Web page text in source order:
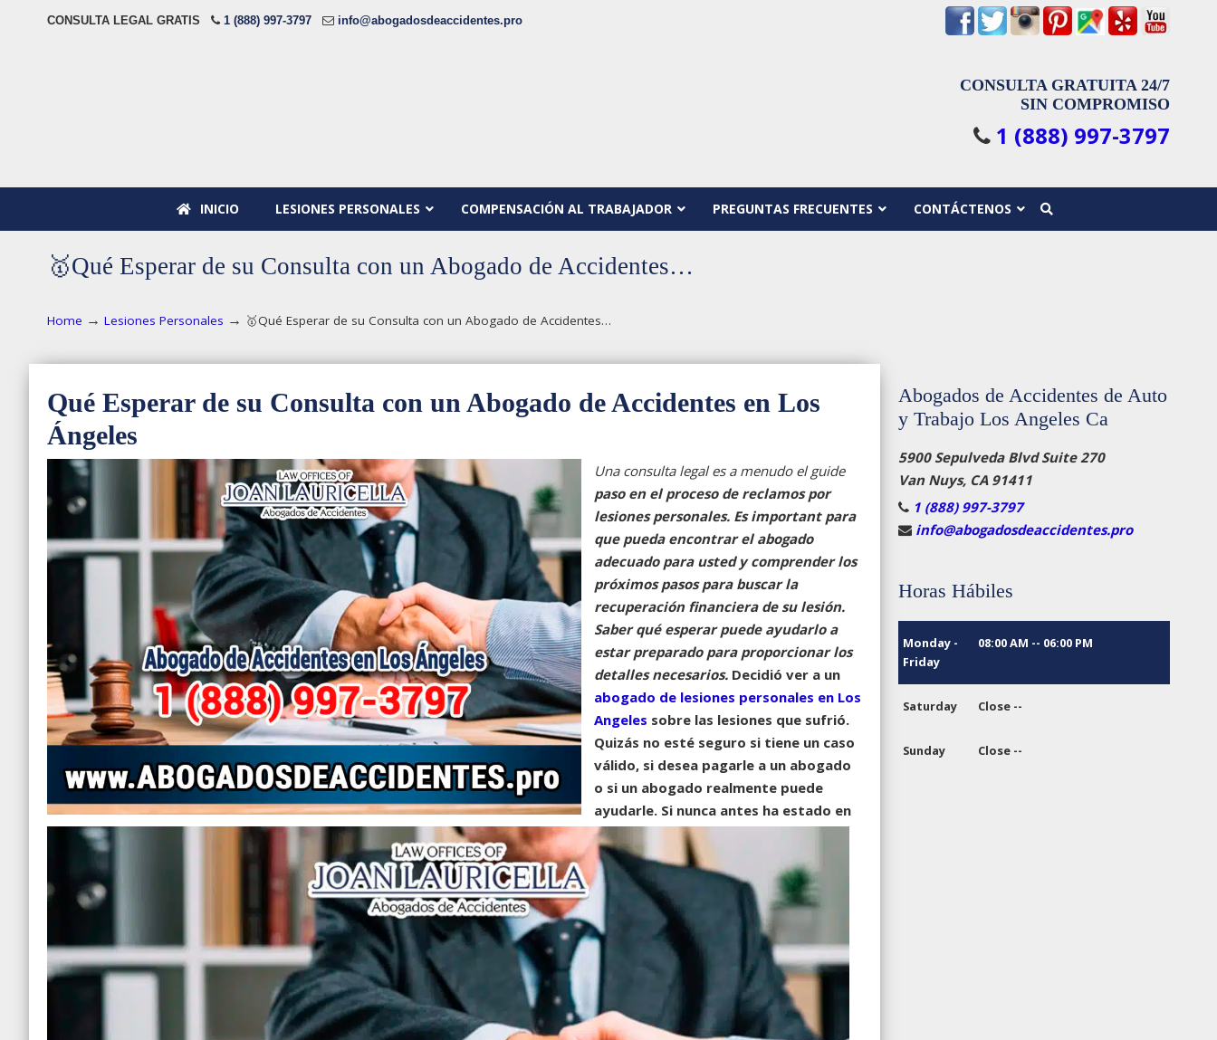
CONSULTA LEGAL GRATIS 1 (888) 997-3797 info@abogadosdeaccidentes.pro
CONSULTA GRATUITA 24/7
SIN COMPROMISO
1 (888) 997-3797
INICIO LESIONES PERSONALES COMPENSACIÓN AL TRABAJADOR PREGUNTAS FRECUENTES CONTÁCTENOS
🥇Qué Esperar de su Consulta con un Abogado de Accidentes…
Home → Lesiones Personales → 🥇Qué Esperar de su Consulta con un Abogado de Accidentes…
Qué Esperar de su Consulta con un Abogado de Accidentes en Los
Ángeles
Una consulta legal es a menudo el guide
paso en el proceso de reclamos por
lesiones personales. Es important para
que pueda encontrar el abogado
adecuado para usted y comprender los
próximos pasos para buscar la
recuperación financiera de su lesión.
Saber qué esperar puede ayudarlo a
estar preparado para proporcionar los
detalles necesarios. Decidió ver a un
abogado de lesiones personales en Los
Angeles sobre las lesiones que sufrió.
Quizás no esté seguro si tiene un caso
válido, si desea pagarle a un abogado
o si un abogado realmente puede
ayudarle. Si nunca antes ha estado en
Abogados de Accidentes de Auto
y Trabajo Los Angeles Ca
5900 Sepulveda Blvd Suite 270
Van Nuys, CA 91411
1 (888) 997-3797
info@abogadosdeaccidentes.pro
Horas Hábiles
Monday -
Friday
08:00 AM -- 06:00 PM
Saturday Close --
Sunday Close --